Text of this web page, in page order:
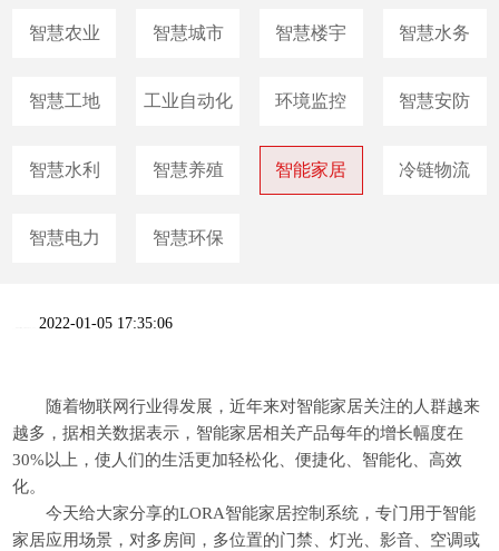
智慧农业 智慧城市 智慧楼宇 智慧水务
智慧工地 工业自动化 环境监控 智慧安防
智慧水利 智慧养殖 智能家居 冷链物流
智慧电力 智慧环保
2022-01-05 17:35:06
随着物联网行业得发展，近年来对智能家居关注的人群越来
越多，据相关数据表示，智能家居相关产品每年的增长幅度在
30%以上，使人们的生活更加轻松化、便捷化、智能化、高效
化。
今天给大家分享的LORA智能家居控制系统，专门用于智能
家居应用场景，对多房间，多位置的门禁、灯光、影音、空调或